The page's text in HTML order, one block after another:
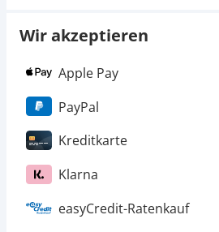
Wir akzeptieren
Apple Pay
PayPal
Kreditkarte
Klarna
easyCredit-Ratenkauf